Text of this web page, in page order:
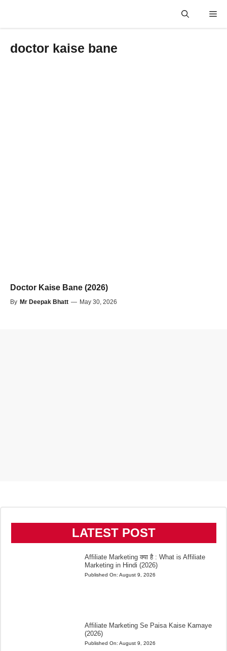
doctor kaise bane
Doctor Kaise Bane (2026)
By Mr Deepak Bhatt — May 30, 2026
LATEST POST
Affiliate Marketing क्या है : What is Affiliate
Marketing in Hindi (2026)
Published On: August 9, 2026
Affiliate Marketing Se Paisa Kaise Kamaye
(2026)
Published On: August 9, 2026